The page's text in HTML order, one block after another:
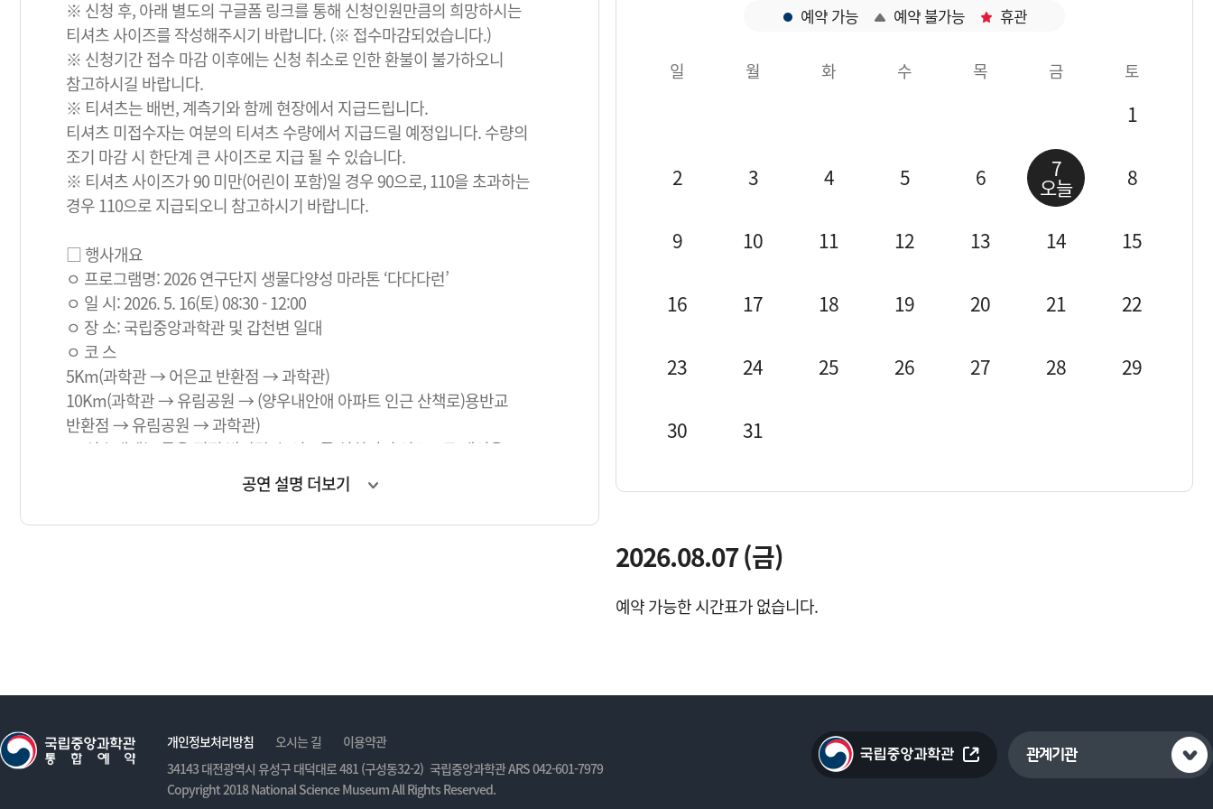
※ 신청 후, 아래 별도의 구글폼 링크를 통해 신청인원만큼의 희망하시는
티셔츠 사이즈를 작성해주시기 바랍니다. (※ 접수마감되었습니다.)
※ 신청기간 접수 마감 이후에는 신청 취소로 인한 환불이 불가하오니
참고하시길 바랍니다.
※ 티셔츠는 배번, 계측기와 함께 현장에서 지급드립니다.
티셔츠 미접수자는 여분의 티셔츠 수량에서 지급드릴 예정입니다. 수량의
조기 마감 시 한단계 큰 사이즈로 지급 될 수 있습니다.
※ 티셔츠 사이즈가 90 미만(어린이 포함)일 경우 90으로, 110을 초과하는
경우 110으로 지급되오니 참고하시기 바랍니다.
□ 행사개요
ㅇ 프로그램명: 2026 연구단지 생물다양성 마라톤 ‘다다다런’
ㅇ 일 시: 2026. 5. 16(토) 08:30 - 12:00
ㅇ 장 소: 국립중앙과학관 및 갑천변 일대
ㅇ 코 스
5Km(과학관 → 어은교 반환점 → 과학관)
10Km(과학관 → 유림공원 → (양우내안애 아파트 인근 산책로)용반교
반환점 → 유림공원 → 과학관)
※ 식수대에는 물을 직접 받아갈 수 있도록 설치되어 있으므로 개인용
휴대컵으로 직접 급수도 가능합니다.
ㅇ 행사일정 :
※ 우천 시 참가자 안전을 위해 행사가 연기될 수 있습니다. 연기 여부는 행사
(행사 당일 기상청 예보의 행사시간 중 70mm 이상의 강수량, 또는 기상특보
발효 시)
공연 설명 더보기
예약 가능 예약 불가능 휴관
일 월 화 수 목 금 토
1
2 3 4 5 6 7
오늘 8
9 10 11 12 13 14 15
16 17 18 19 20 21 22
23 24 25 26 27 28 29
30 31
2026.08.07 (금)
예약 가능한 시간표가 없습니다.
개인정보처리방침 오시는 길
이용약관
34143 대전광역시 유성구 대덕대로 481 (구성동32-2) 국립중앙과학관 ARS 042-601-7979
Copyright 2018 National Science Museum All Rights Reserved.
관계기관